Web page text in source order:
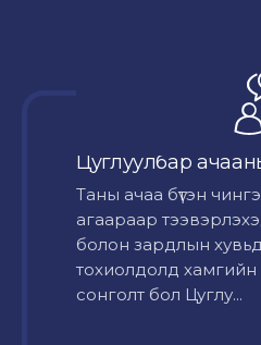
Цуглуулбар
Таны ачаа бүтэн
агаараар
болон зардлын
тохиолдолд хамгийн
сонголт бол Цуглу...